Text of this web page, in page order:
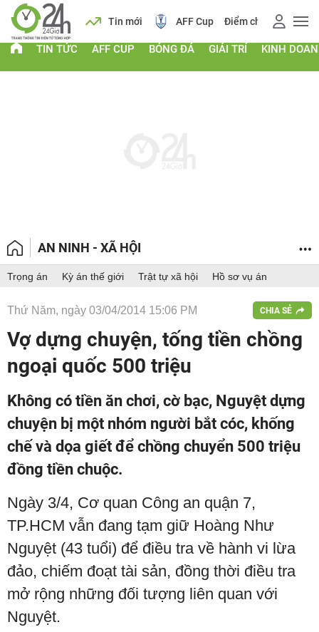
Lịch Tin mới AFF Cup Điểm chuẩn 2026
TIN TỨC AFF CUP BÓNG ĐÁ GIẢI TRÍ KINH
AN NINH - XÃ HỘI
Trọng án Kỳ án thế giới Trật tự xã hội Hồ sơ vụ án
Thứ Năm, ngày 03/04/2014 15:06 PM CHIA SẺ
Vợ dựng chuyện, tống tiền chồng
ngoại quốc 500 triệu
Không có tiền ăn chơi, cờ bạc, Nguyệt dựng
chuyện bị một nhóm người bắt cóc, khống
chế và dọa giết để chồng chuyển 500 triệu
đồng tiền chuộc.
Ngày 3/4, Cơ quan Công an quận 7,
TP.HCM vẫn đang tạm giữ Hoàng Như
Nguyệt (43 tuổi) để điều tra về hành vi lừa
đảo, chiếm đoạt tài sản, đồng thời điều tra
mở rộng những đối tượng liên quan với
Nguyệt.